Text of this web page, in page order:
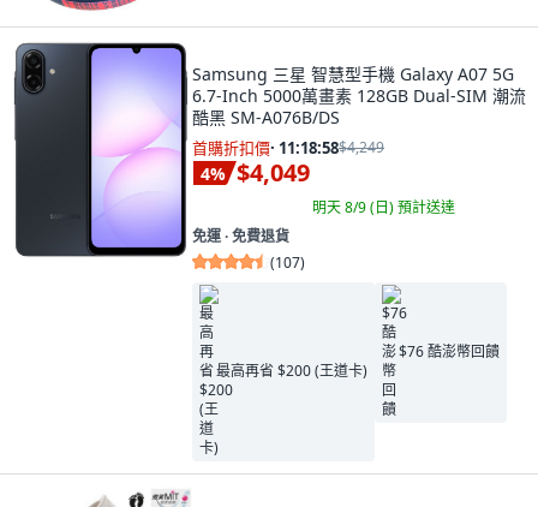
Samsung 三星 智慧型手機 Galaxy A07 5G
6.7-Inch 5000萬畫素 128GB Dual-SIM 潮流
酷黑 SM-A076B/DS
首購折扣價· 11:18:57$4,249
4% $4,049
明天 8/9 (日)預計送達
免運 ∙ 免費退貨
(107)
最高再省 $200 (王道卡)
$76 酷澎幣回饋